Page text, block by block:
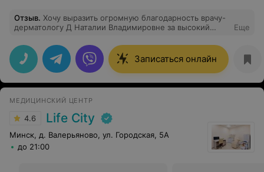
Отзыв. Хочу выразить огромную благодарность врачу-
дерматологу Д Наталии Владимировне за высокий
наконец-то ушла проблема, с которой я не могла
справиться очень много лет! Наталия Владимировна на
самом деле Врач с большой буквы, который любит
своё дело и работает на результат. Большое спасибо!
Еще
Записаться онлайн
МЕДИЦИНСКИЙ ЦЕНТР
4.6 Life City
Минск, д. Валерьяново, ул. Городская, 5А
до 21:00